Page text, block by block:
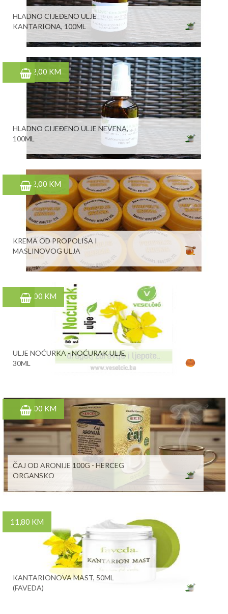
HLADNO CIJEĐENO ULJE
KANTARIONA, 100ML
12,00 KM
HLADNO CIJEĐENO ULJE NEVENA,
100ML
22,00 KM
KREMA OD PROPOLISA I
MASLINOVOG ULJA
5,00 KM
ULJE NOĆURKA - NOĆURAK ULJE,
30ML
6,00 KM
ČAJ OD ARONIJE 100G - HERCEG
ORGANSKO
11,80 KM
KANTARIONOVA MAST, 50ML
(FAVEDA)